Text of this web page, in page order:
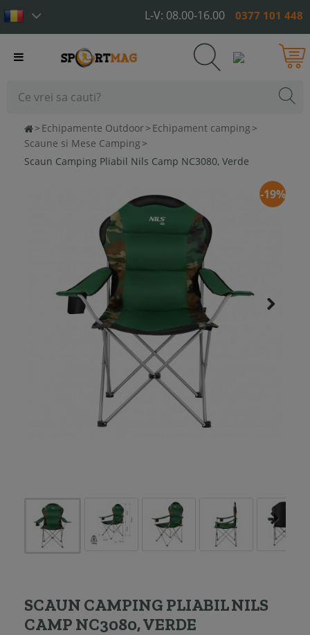
L-V: 08.00-16.00 0377 101 448
Toggle
> Echipamente Outdoor> Echipament camping >
Scaune si Mese Camping >
Scaun Camping Pliabil Nils Camp NC3080, Verde
-19%
SCAUN CAMPING PLIABIL NILS
CAMP NC3080, VERDE